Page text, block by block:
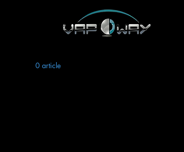
0 article